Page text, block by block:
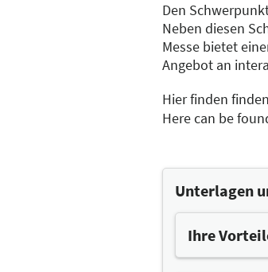
Den
Neben diesen
Messe bietet
Angebot an
Hier finden
Here can be
Unterlagen
Ihre
Die